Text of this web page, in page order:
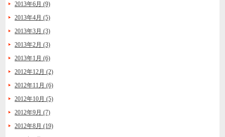
2013年6月 (9)
2013年4月 (5)
2013年3月 (3)
2013年2月 (3)
2013年1月 (6)
2012年12月 (2)
2012年11月 (6)
2012年10月 (5)
2012年9月 (7)
2012年8月 (19)